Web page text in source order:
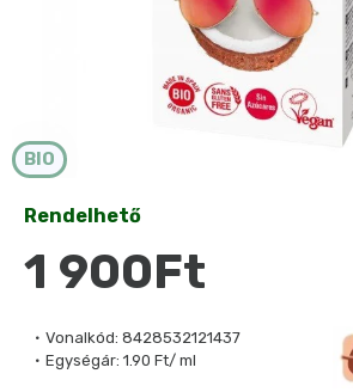
BIO
Vonalkód: 8428532121437
Egységár: 1.90 Ft/ ml
Rendelhető
1 900Ft